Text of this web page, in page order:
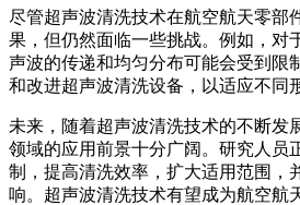
尽管超声波清洗技术在航空航天零部
果，但仍然面临一些挑战。例如，对
声波的传递和均匀分布可能会受到限
和改进超声波清洗设备，以适应不同
未来，随着超声波清洗技术的不断发
领域的应用前景十分广阔。研究人员
制，提高清洗效率，扩大适用范围，
响。超声波清洗技术有望成为航空航